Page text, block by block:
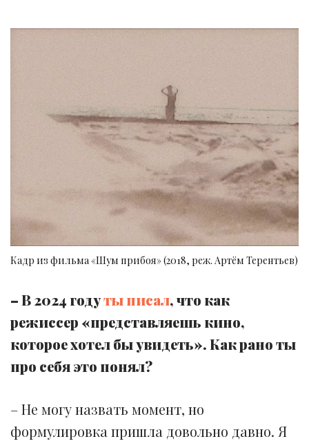
Кадр из фильма «Шум прибоя» (2018, реж. Артём Терентьев)
– В 2024 годуты писал, что как
режиссер «представляешь кино,
которое хотел бы увидеть». Как рано ты
про себя это понял?
– Не могу назвать момент, но
формулировка пришла довольно давно. Я